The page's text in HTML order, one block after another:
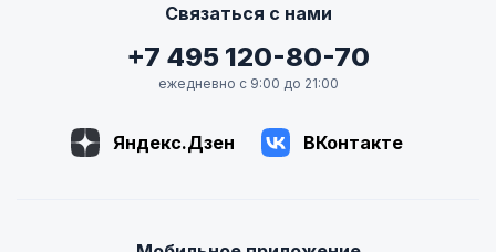
Связаться с нами
+7 495 120-80-70
ежедневно с 9:00 до 21:00
Яндекс.Дзен ВКонтакте